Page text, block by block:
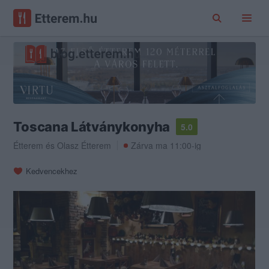
Toscana Látványkonyha
5.0
Étterem és Olasz Étterem Zárva ma 11:00-ig
Kedvencekhez